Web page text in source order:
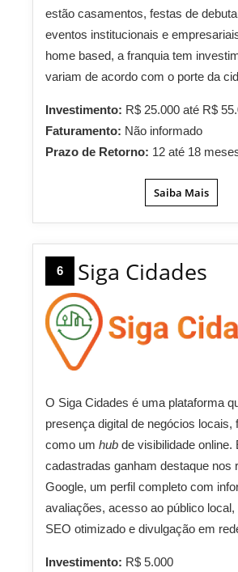
estão casamentos, festas de
eventos institucionais e
home based, a franquia tem
variam de acordo com o porte da
Investimento: R$ 25.000 até R$
Faturamento: Não informado
Prazo de Retorno: 12 até 18
Saiba Mais
6 Siga Cidades
O Siga Cidades é uma plataforma
presença digital de negócios locais,
como um hub de visibilidade online.
cadastradas ganham destaque nos
Google, um perfil completo com
avaliações, acesso ao público local,
SEO otimizado e divulgação em
Investimento: R$ 5.000